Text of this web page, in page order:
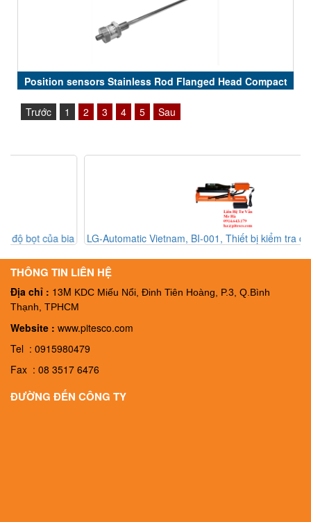
Position sensors Stainless Rod Flanged Head Compact
Dimension Analogue Outputs RK4
Trước
1 2 3 4 5 Sau
LG-Automatic Vietnam, BI-001, Thiết bị kiểm tra chất lượng của
THÔNG TIN LIÊN HỆ
Địa chỉ : 13M KDC Miếu Nổi, Đinh Tiên Hoàng, P.3, Q.Bình
Thạnh, TPHCM
Website : www.pitesco.com
Tel : 0915980479
Fax : 08 3517 6476
ĐƯỜNG ĐẾN CÔNG TY